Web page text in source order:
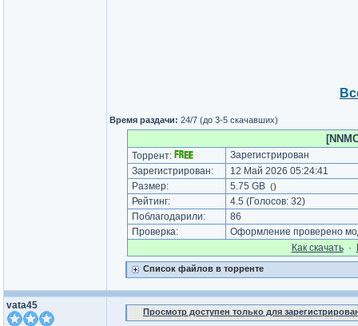
Время раздачи: 24/7 (до 3-5 скачавших)
Торрент:
Зарегистрирован
Зарегистрирован:
12 Май 2026 05:24:41
Размер:
5.75 GB ()
Рейтинг: 4.5 (Голосов: 32)
Поблагодарили:
86
Проверка:
Оформление проверено
Как cкачать·
Список файлов в торренте
vata45
Просмотр доступен только для